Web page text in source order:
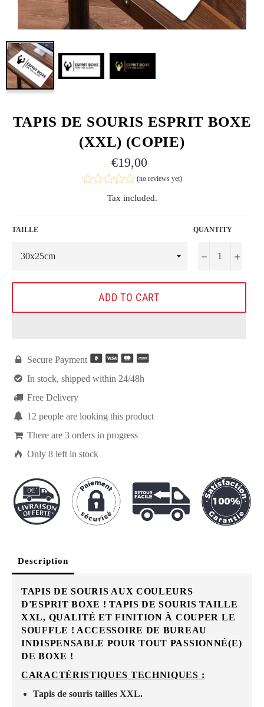
TAPIS DE SOURIS ESPRIT BOXE
(XXL) (COPIE)
Regular
price
€19,00
(no reviews yet)
Tax included.
TAILLE QUANTITY
− +
ADD TO CART
 Secure Payment
 In stock, shipped within 24/48h
 Free Delivery
 12 people are looking this product
 There are3 orders in progress
 Only8 left in stock
Description
TAPIS DE SOURIS AUX COULEURS
D'ESPRIT BOXE ! TAPIS DE SOURIS TAILLE
XXL, QUALITÉ ET FINITION À COUPER LE
SOUFFLE ! ACCESSOIRE DE BUREAU
INDISPENSABLE POUR TOUT PASSIONNÉ(E)
DE BOXE !
CARACTÉRISTIQUES TECHNIQUES :
Tapis de souris tailles XXL .